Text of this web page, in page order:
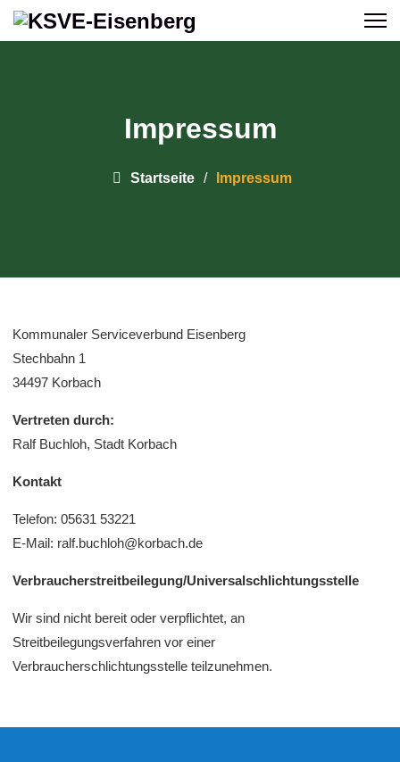
Impressum
Startseite Impressum
Kommunaler Serviceverbund Eisenberg
Stechbahn 1
34497 Korbach
Vertreten durch:
Ralf Buchloh, Stadt Korbach
Kontakt
Telefon: 05631 53221
E-Mail: ralf.buchloh@korbach.de
Verbraucher­streit­beilegung/Universal­schlichtungs­stelle
Wir sind nicht bereit oder verpflichtet, an
Streitbeilegungsverfahren vor einer
Verbraucherschlichtungsstelle teilzunehmen.